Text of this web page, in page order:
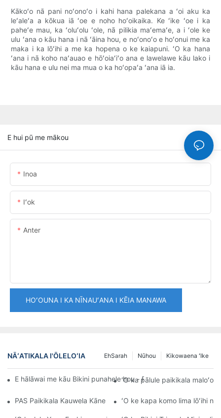
Kākoʻo nā pani noʻonoʻo i kahi hana palekana a ʻoi aku ka
leʻaleʻa a kōkua iā ʻoe e noho hoʻoikaika. Ke ʻike ʻoe i ka
paheʻe mau, ka ʻoluʻolu ʻole, nā pilikia maʻemaʻe, a i ʻole ke
ulu ʻana o kāu hana i nā ʻāina hou, e noʻonoʻo e hoʻonui me ka
maka i ka lōʻihi a me ka hopena o ke kaiapuni. ʻO ka hana
ʻana i nā koho naʻauao e hōʻoiaʻiʻo ana e lawelawe kāu lako i
kāu hana e ulu nei ma mua o ka hoʻopaʻa ʻana iā ia.
E hui pū me mākou
Inoa
Iʻok
Anter
HOʻOUNA I KA NĪNAUʻANA I KĒIA MANAWA
NĀʻATIKALA I'ŌLELOʻIA Kikowaena ʻIke
Nūhou
EhSarah
E hālāwai me kāu Bikini punahele hou - Push Up Top &
ʻO ka pālule paikikala maloʻo
PAS Paikikala Kauwela Kāne a me nā Wahine Overalls Shorts
ʻO ke kapa komo lima lōʻihi